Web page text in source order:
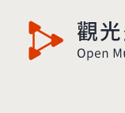
觀光多媒體開放資料